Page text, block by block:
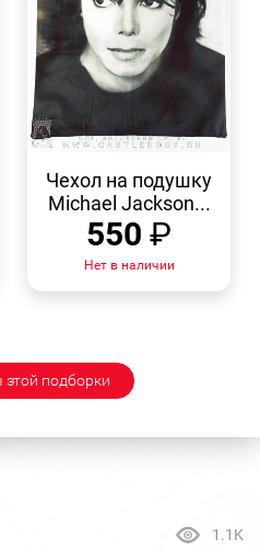
ПРОСМОТР
Чехол на подушку
Michael Jackson...
550 ₽
Нет в наличии
этой подборки
1.1K